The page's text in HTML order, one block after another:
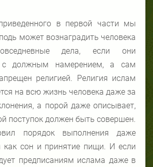
в первой части мы
может вознаградить человека
дела, если они
с должным намерением, а сам
религией. Религия ислам
на всю жизнь человека даже за
а порой даже описывает,
поступок должен быть совершен.
порядок выполнения даже
как сон и принятие пищи. И если
предписаниям ислама даже в